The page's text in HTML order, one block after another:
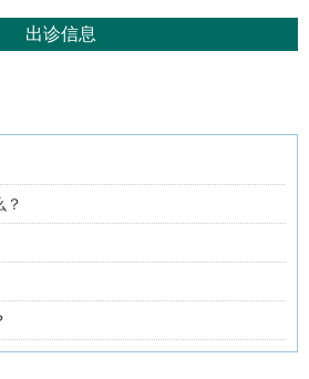
出诊信息
？